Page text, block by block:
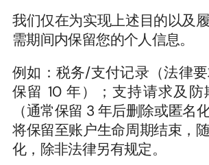
我们仅在为实现上述目的以及
需期间内保留您的个人信息。
例如：税务/支付记录（法律
保留 10 年）；支持请求及
（通常保留 3 年后删除或匿名
将保留至账户生命周期结束，
化，除非法律另有规定。